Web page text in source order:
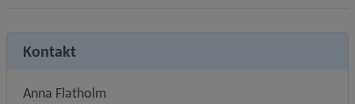
Kontakt
Anna Flatholm